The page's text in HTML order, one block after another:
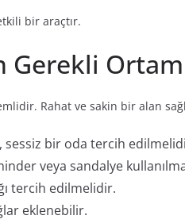
bir araçtır.
Rahat ve sakin bir alan
sessiz bir oda tercih
veya sandalye
tercih edilmelidir.
eklenebilir.